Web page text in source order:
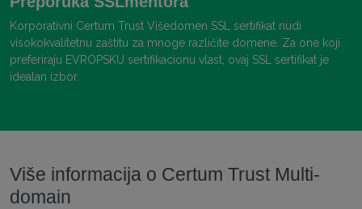
Korporativni Certum Trust Višedomen SSL sertifikat nudi
visokokvalitetnu zaštitu za mnoge različite domene. Za one koji
preferiraju EVROPSKU sertifikacionu vlast, ovaj SSL sertifikat je
idealan izbor.
Više informacija o Certum Trust Multi-
domain